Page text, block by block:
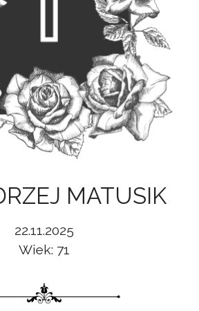
MATUSIK
22.11.2025
Wiek: 71